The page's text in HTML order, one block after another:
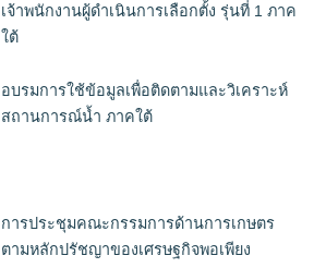
เจ้าพนักงานผู้ดำเนินการเลือกตั้ง รุ่นที่ 1 ภาค
ใต้
อบรมการใช้ข้อมูลเพื่อติดตามและวิเคราะห์
สถานการณ์น้ำ ภาคใต้
การประชุมคณะกรรมการด้านการเกษตร
ตามหลักปรัชญาของเศรษฐกิจพอเพียง